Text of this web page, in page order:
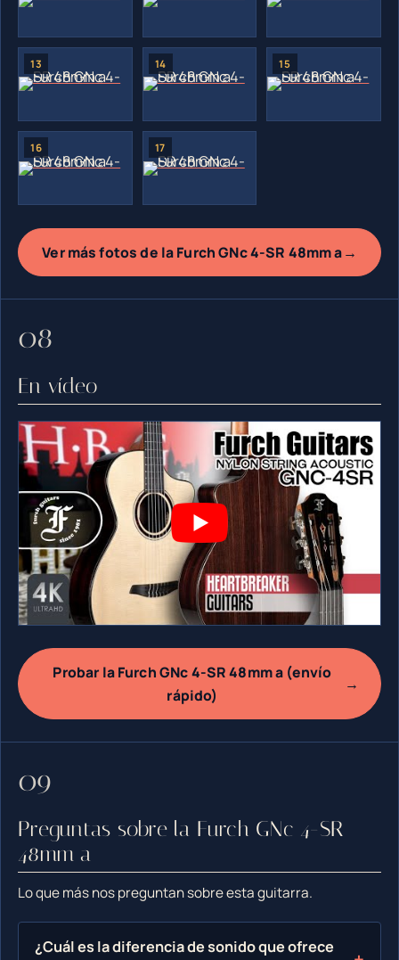
Ver más fotos de la Furch GNc 4-SR 48mm a→
En vídeo
Probar la Furch GNc 4-SR 48mm a (envío
rápido)
→
Preguntas sobre la Furch GNc 4-SR
48mm a
Lo que más nos preguntan sobre esta guitarra.
¿Cuál es la diferencia de sonido que ofrece